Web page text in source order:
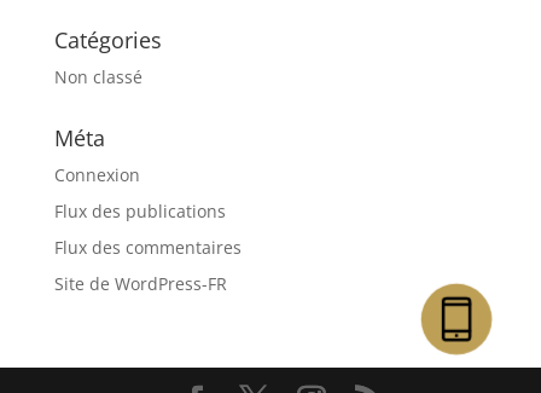
Catégories
Non classé
Méta
Connexion
Flux des publications
Flux des commentaires
Site de WordPress-FR